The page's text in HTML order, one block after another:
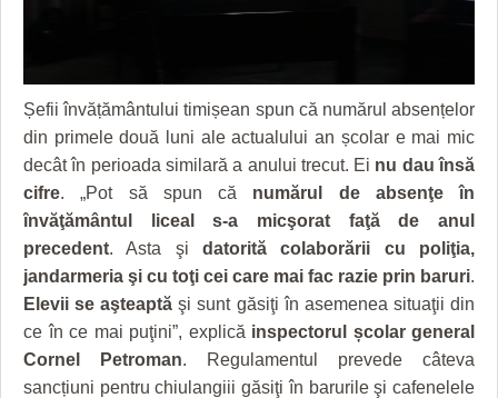
JUSTITIE
FILME DOCUMENTARE
CLIPURI VIDEO
JOCURI ONLINE
DIVERSE
FARMACII DIN TIMIŞOARA
Șefii învățământului timișean spun că numărul absențelor
din primele două luni ale actualului an școlar e mai mic
decât în perioada similară a anului trecut. Ei nu dau însă
cifre. „Pot să spun că numărul de absenţe în
învăţământul liceal s-a micşorat faţă de anul
precedent. Asta şi datorită colaborării cu poliţia,
jandarmeria şi cu toţi cei care mai fac razie prin baruri.
Elevii se aşteaptă şi sunt găsiţi în asemenea situaţii din
ce în ce mai puţini”, explică inspectorul școlar general
Cornel Petroman. Regulamentul prevede câteva
sancțiuni pentru chiulangiii găsiţi în barurile şi cafenelele